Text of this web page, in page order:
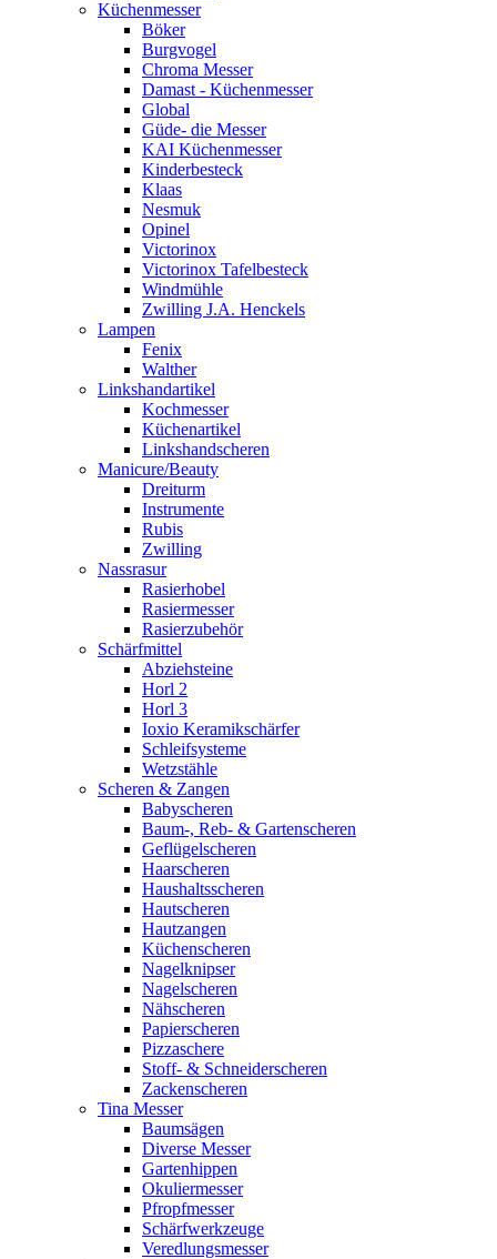
Küchenmesser
Böker
Burgvogel
Chroma Messer
Damast - Küchenmesser
Global
Güde- die Messer
KAI Küchenmesser
Kinderbesteck
Klaas
Nesmuk
Opinel
Victorinox
Victorinox Tafelbesteck
Windmühle
Zwilling J.A. Henckels
Lampen
Fenix
Walther
Linkshandartikel
Kochmesser
Küchenartikel
Linkshandscheren
Manicure/Beauty
Dreiturm
Instrumente
Rubis
Zwilling
Nassrasur
Rasierhobel
Rasiermesser
Rasierzubehör
Schärfmittel
Abziehsteine
Horl 2
Horl 3
Ioxio Keramikschärfer
Schleifsysteme
Wetzstähle
Scheren & Zangen
Babyscheren
Baum-, Reb- & Gartenscheren
Geflügelscheren
Haarscheren
Haushaltsscheren
Hautscheren
Hautzangen
Küchenscheren
Nagelknipser
Nagelscheren
Nähscheren
Papierscheren
Pizzaschere
Stoff- & Schneiderscheren
Zackenscheren
Tina Messer
Baumsägen
Diverse Messer
Gartenhippen
Okuliermesser
Pfropfmesser
Schärfwerkzeuge
Veredlungsmesser